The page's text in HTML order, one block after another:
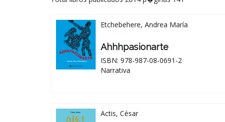
Etchebehere, Andrea María
Ahhhpasionarte
ISBN: 978-987-08-0691-2
Narrativa
Actis, César